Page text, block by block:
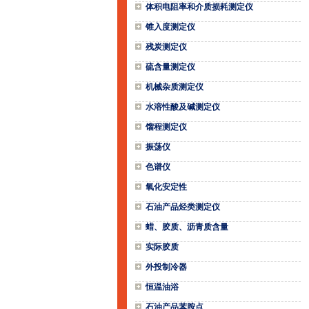
体积电阻率和介质损耗测定仪
锥入度测定仪
残炭测定仪
硫含量测定仪
机械杂质测定仪
水溶性酸及碱测定仪
馏程测定仪
振荡仪
色谱仪
氧化安定性
石油产品烃类测定仪
蜡、胶质、沥青质含量
实际胶质
外投制冷器
恒温油浴
石油产品苯胺点